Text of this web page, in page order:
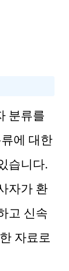
분류를
에 대한
습니다.
자가 환
고 신속
자료로